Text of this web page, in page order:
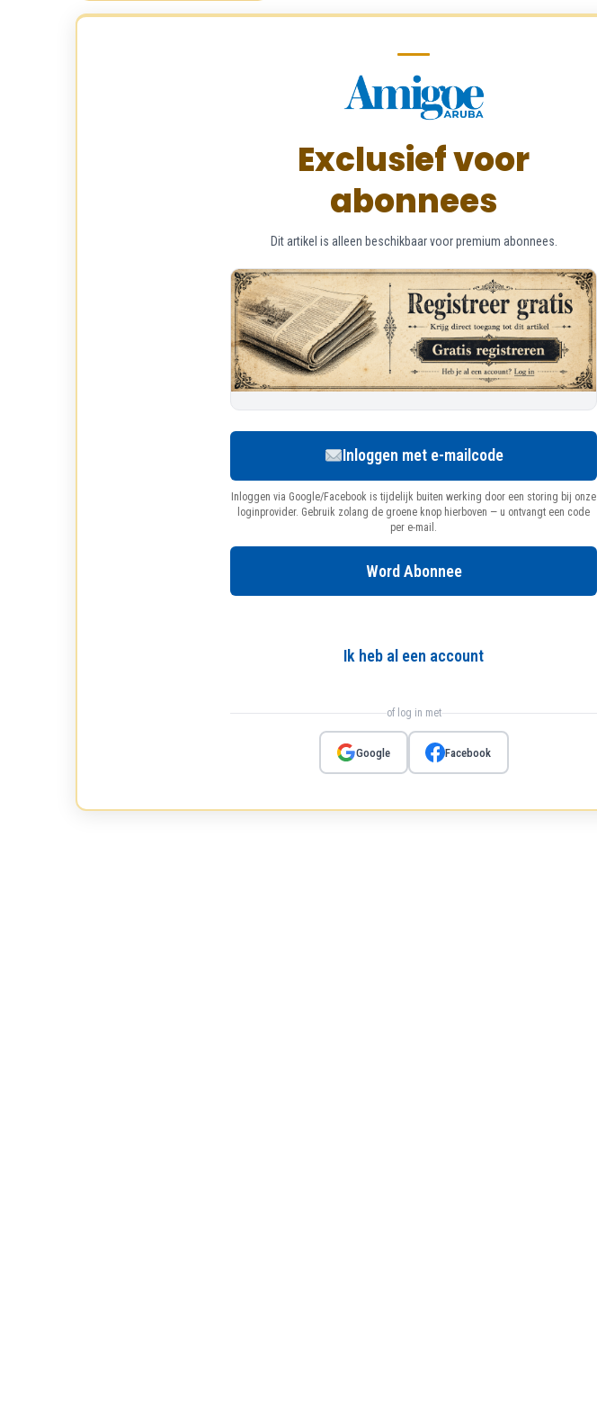
Exclusief voor
abonnees
Dit artikel is alleen beschikbaar voor premium abonnees.
Inloggen met e-mailcode
Inloggen via Google/Facebook is tijdelijk buiten werking door een storing bij onze
loginprovider. Gebruik zolang de groene knop hierboven — u ontvangt een code
per e-mail.
Word Abonnee
Ik heb al een account
of log in met
Google Facebook